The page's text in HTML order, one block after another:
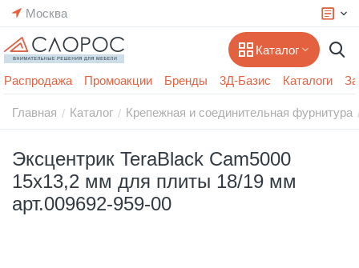
Москва
Каталог
Распродажа Промоакции Бренды 3Д-Базис Каталоги
Главная / Каталог / Крепежная и соединительная фурнитура
Эксцентрик TeraBlack Cam5000
15х13,2 мм для плиты 18/19 мм
арт.009692-959-00